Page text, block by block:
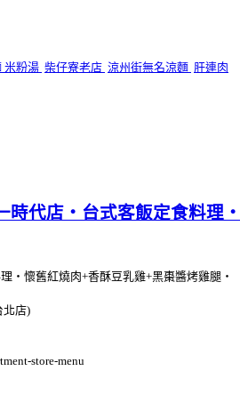
米粉湯 柴仔寮老店 涼州街無名涼麵 肝連肉
時代店‧台式客飯定食料理
‧懷舊紅燒肉+香酥豆乳雞+黑棗醬烤雞腿‧
北店)
store-menu